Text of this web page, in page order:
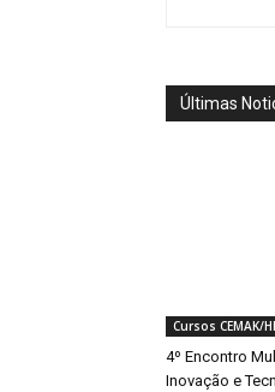
Últimas
Cursos CEMAK/
4º Encontro
Inovação e